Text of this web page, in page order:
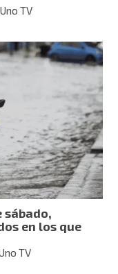
Uno TV
sábado,
en los que
TV